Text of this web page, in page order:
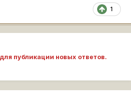
1
публикации новых ответов.